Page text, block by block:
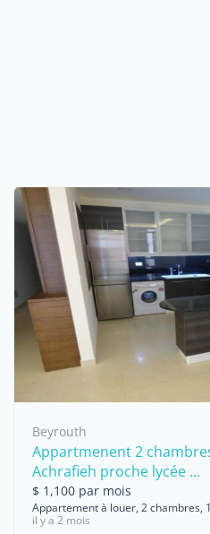
Beyrouth
Appartmenent 2
Achrafieh proche lycée ...
$ 1,100 par mois
Appartement à louer, 2 chambres,
il y a 2 mois